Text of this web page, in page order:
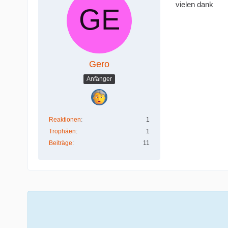
Gero
Anfänger
Reaktionen
1
Trophäen
1
Beiträge
11
vielen dank